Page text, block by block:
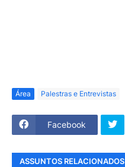
Área Palestras e Entrevistas
Facebook
ASSUNTOS RELACIONADOS